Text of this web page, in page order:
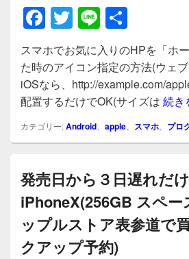
F
a
c
e
b
o
o
k
T
wi
tt
er
Li
n
e
有
スマホでお気に入りのHPを「ホ
た時のアイコン指定の方法(ウェ
iOSなら、http://example.com/
配置するだけでOK(サイズは 続き
カテゴリー:Android apple スマホ プロ
発売日から３日遅れだけ
iPhoneX(256GB スペ
ップルストア表参道で
クアップ予約)